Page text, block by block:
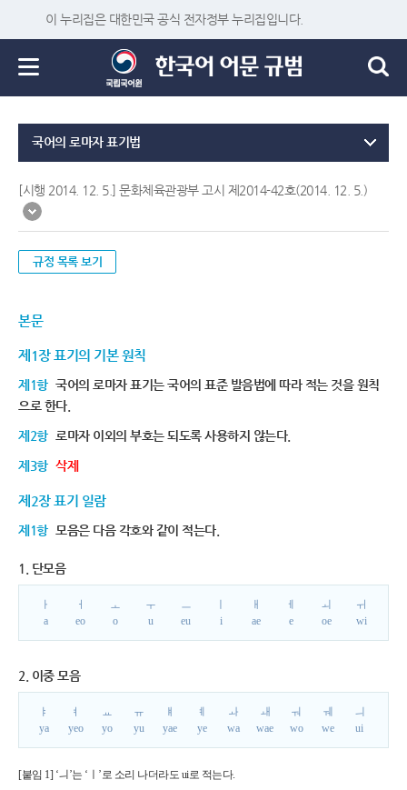
이 누리집은 대한민국 공식 전자정부 누리집입니다.
국어의 로마자 표기법
[시행 2014. 12. 5.] 문화체육관광부 고시 제2014-42호(2014. 12. 5.)
규정 목록 보기
본문
제1장 표기의 기본 원칙
제1항 국어의 로마자 표기는 국어의 표준 발음법에 따라 적는 것을 원칙
으로 한다.
제2항 로마자 이외의 부호는 되도록 사용하지 않는다.
제3항 삭제
제2장 표기 일람
제1항 모음은 다음 각호와 같이 적는다.
1. 단모음
ㅏ
a
ㅓ
eo
ㅗ
o
ㅜ
u
ㅡ
eu
i
ㅐ
ae
ㅔ
e
ㅚ
oe
ㅟ
wi
2. 이중 모음
ㅑ
ya
ㅕ
yeo
ㅛ
yo
ㅠ
yu
ㅒ
yae
ㅖ
ye
ㅘ
wa
ㅙ
wae
ㅝ
wo
ㅞ
we
ㅢ
ui
[붙임 1] ‘ㅢ’는 ‘ㅣ’로 소리 나더라도 ui로 적는다.